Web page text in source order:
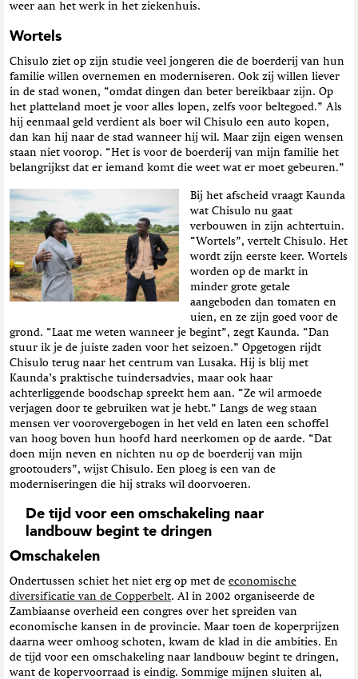
weer aan het werk in het ziekenhuis.
Wortels
Chisulo ziet op zijn studie veel jongeren die de boerderij van hun
familie willen overnemen en moderniseren. Ook zij willen liever
in de stad wonen, “omdat dingen dan beter bereikbaar zijn. Op
het platteland moet je voor alles lopen, zelfs voor beltegoed.” Als
hij eenmaal geld verdient als boer wil Chisulo een auto kopen,
dan kan hij naar de stad wanneer hij wil. Maar zijn eigen wensen
staan niet voorop. “Het is voor de boerderij van mijn familie het
belangrijkst dat er iemand komt die weet wat er moet gebeuren.”
Bij het afscheid vraagt Kaunda
wat Chisulo nu gaat
verbouwen in zijn achtertuin.
“Wortels”, vertelt Chisulo. Het
wordt zijn eerste keer. Wortels
worden op de markt in
minder grote getale
aangeboden dan tomaten en
uien, en ze zijn goed voor de
grond. “Laat me weten wanneer je begint”, zegt Kaunda. “Dan
stuur ik je de juiste zaden voor het seizoen.” Opgetogen rijdt
Chisulo terug naar het centrum van Lusaka. Hij is blij met
Kaunda’s praktische tuindersadvies, maar ook haar
achterliggende boodschap spreekt hem aan. “Ze wil armoede
verjagen door te gebruiken wat je hebt.” Langs de weg staan
mensen ver voorovergebogen in het veld en laten een schoffel
van hoog boven hun hoofd hard neerkomen op de aarde. “Dat
doen mijn neven en nichten nu op de boerderij van mijn
grootouders”, wijst Chisulo. Een ploeg is een van de
moderniseringen die hij straks wil doorvoeren.
De tijd voor een omschakeling naar
landbouw begint te dringen
Omschakelen
Ondertussen schiet het niet erg op met de economische
diversificatie van de Copperbelt. Al in 2002 organiseerde de
Zambiaanse overheid een congres over het spreiden van
economische kansen in de provincie. Maar toen de koperprijzen
daarna weer omhoog schoten, kwam de klad in die ambities. En
de tijd voor een omschakeling naar landbouw begint te dringen,
want de kopervoorraad is eindig. Sommige mijnen sluiten al,